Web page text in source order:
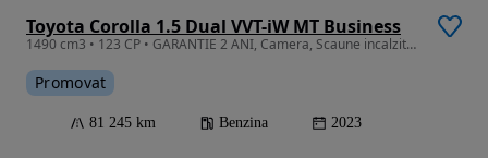
Toyota Corolla 1.5 Dual VVT-iW MT Business
1490 cm3 • 123 CP • GARANTIE 2 ANI, Camera, Scaune incalzite, LED
Promovat
81 245 km Benzina 2023